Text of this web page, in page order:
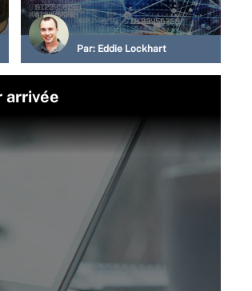
Par: Eddie Lockhart
arrivée